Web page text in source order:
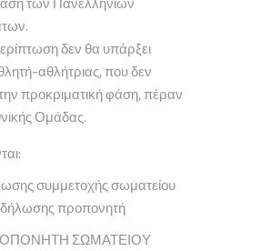
δεν θα υπάρξει
αθλήτριας, που δεν
προκριματική φάση, πέραν
Ομάδας.
συμμετοχής σωματείου
προπονητή
ΣΩΜΑΤΕΙΟΥ